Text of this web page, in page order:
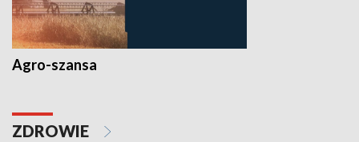
Agro-szansa
ZDROWIE